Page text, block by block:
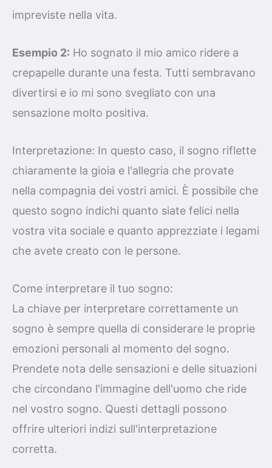
impreviste nella vita.
Esempio 2: Ho sognato il mio amico ridere a
crepapelle durante una festa. Tutti sembravano
divertirsi e io mi sono svegliato con una
sensazione molto positiva.
Interpretazione: In questo caso, il sogno riflette
chiaramente la gioia e l'allegria che provate
nella compagnia dei vostri amici. È possibile che
questo sogno indichi quanto siate felici nella
vostra vita sociale e quanto apprezziate i legami
che avete creato con le persone.
Come interpretare il tuo sogno:
La chiave per interpretare correttamente un
sogno è sempre quella di considerare le proprie
emozioni personali al momento del sogno.
Prendete nota delle sensazioni e delle situazioni
che circondano l'immagine dell'uomo che ride
nel vostro sogno. Questi dettagli possono
offrire ulteriori indizi sull'interpretazione
corretta.